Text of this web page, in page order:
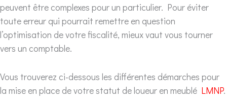
peuvent être complexes pour un particulier. Pour éviter
toute erreur qui pourrait remettre en question
l’optimisation de votre fiscalité, mieux vaut vous tourner
vers un comptable.
Vous trouverez ci-dessous les différentes démarches pour
la mise en place de votre statut de loueur en meublé LMNP.